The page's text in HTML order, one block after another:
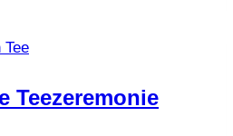
Tee
Teezeremonie